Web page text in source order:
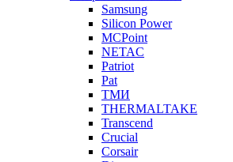
Samsung
Silicon Power
MCPoint
NETAC
Patriot
Pat
ТМИ
THERMALTAKE
Transcend
Crucial
Corsair